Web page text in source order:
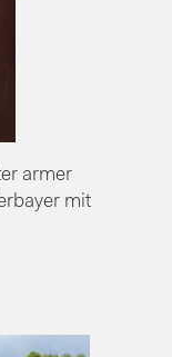
armer
mit